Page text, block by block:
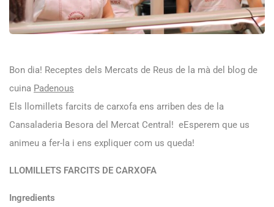
Bon dia! Receptes dels Mercats de Reus de la mà del blog de
cuina Padenous
Els llomillets farcits de carxofa ens arriben des de la
Cansaladeria Besora del Mercat Central! eEsperem que us
animeu a fer-la i ens expliquer com us queda!
LLOMILLETS FARCITS DE CARXOFA
Ingredients